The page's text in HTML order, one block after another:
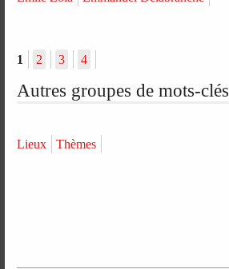
1 2 3 4
Autres groupes de mots-clés
Lieux Thèmes